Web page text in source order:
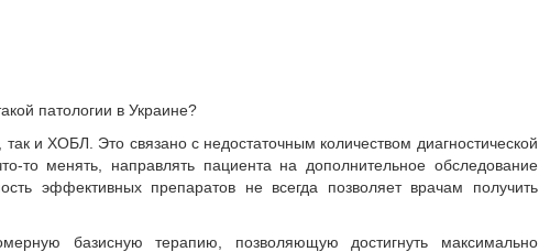
патологии в Украине?
и ХОБЛ. Это связано с недостаточным количеством диагностической
то менять, направлять пациента на дополнительное обследование
эффективных препаратов не всегда позволяет врачам получить
базисную терапию, позволяющую достигнуть максимально